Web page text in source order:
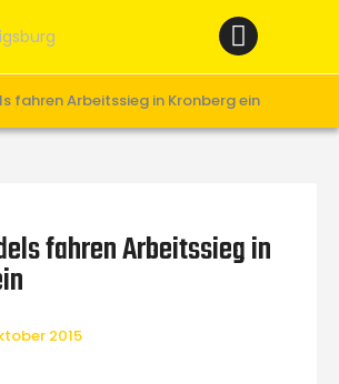
fahren Arbeitssieg in Kronberg ein
fahren Arbeitssieg in
2015